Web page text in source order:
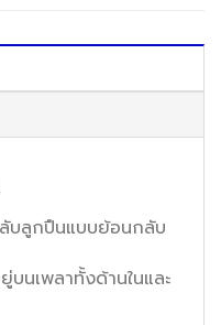
บลูกปืนแบบย้อนกลับ
นเพลาทั้งด้านในและ